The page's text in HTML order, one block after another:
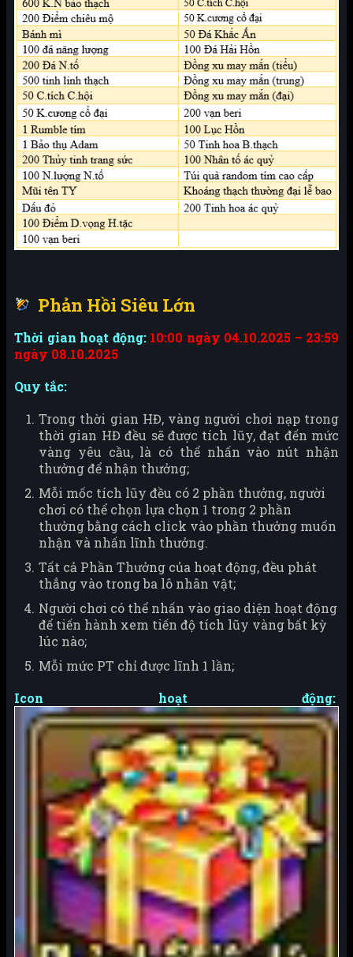
Phản Hồi Siêu Lớn
Thời gian hoạt động: 10:00 ngày 04.10.2025 – 23:59
ngày 08.10.2025
Quy tắc:
Trong thời gian HĐ, vàng người chơi nạp trong
thời gian HĐ đều sẽ được tích lũy, đạt đến mức
vàng yêu cầu, là có thể nhấn vào nút nhận
thưởng để nhận thưởng;
Mỗi mốc tích lũy đều có 2 phần thưởng, người
chơi có thể chọn lựa chọn 1 trong 2 phần
thưởng bằng cách click vào phần thưởng muốn
nhận và nhấn lĩnh thưởng.
Tất cả Phần Thưởng của hoạt động, đều phát
thẳng vào trong ba lô nhân vật;
Người chơi có thể nhấn vào giao diện hoạt động
để tiến hành xem tiến độ tích lũy vàng bất kỳ
lúc nào;
Mỗi mức PT chỉ được lĩnh 1 lần;
Icon hoạt động: